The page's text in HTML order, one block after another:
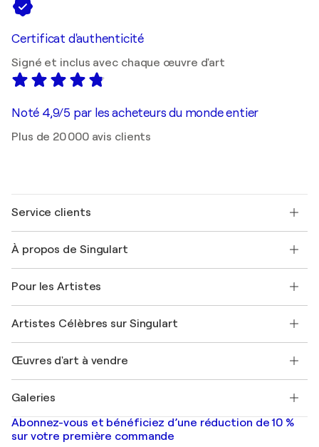
Certificat d'authenticité
Signé et inclus avec chaque œuvre d'art
Noté 4,9/5 par les acheteurs du monde entier
Plus de 20 000 avis clients
Service clients
Expédition
Offrir une carte cadeau
Rejoignez notre programme commercial
Mon compte
+33 1 76 44 06 42
À propos de Singulart
FAQ
Magazine Singulart
Emplois
Découvrez une sélection d'art original
Pour les Artistes
Se connecter en tant qu'Artiste
Artistes Célèbres sur Singulart
Marc Chagall
Banksy
Mr. Brainwash
Shepard Fairey
Œuvres d'art à vendre
Tableaux abstraits à vendre
Peintures de paysage
Estampes
Galeries
Galeries d'art en France
Galeries d'art en Belgique
Abonnez-vous et bénéficiez d’une réduction de 10 %
sur votre première commande